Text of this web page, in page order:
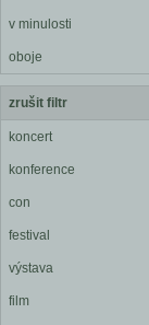
v minulosti
oboje
zrušit filtr
koncert
konference
con
festival
výstava
film